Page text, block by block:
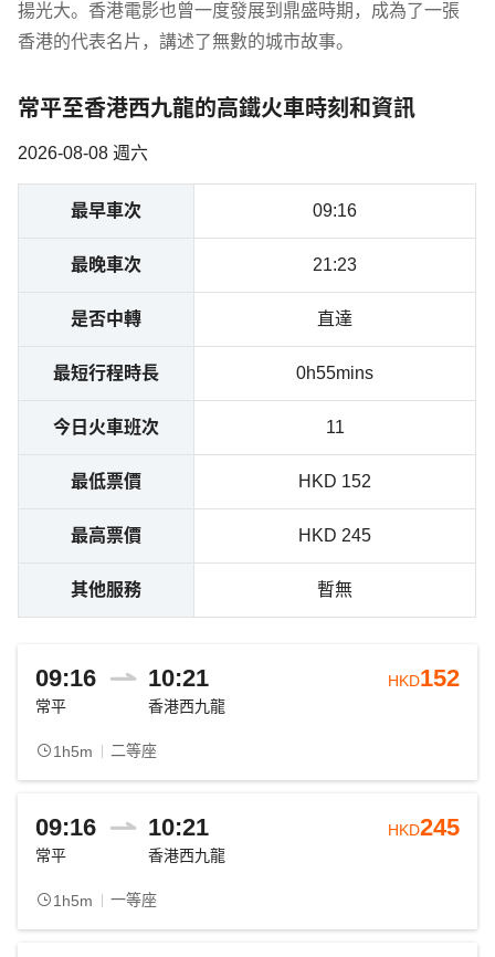
揚光大。香港電影也曾一度發展到鼎盛時期，成為了一張
香港的代表名片，講述了無數的城市故事。
常平至香港西九龍的高鐵火車時刻和資訊
2026-08-08 週六
最早車次 09:16
最晚車次 21:23
是否中轉 直達
最短行程時長 0h55mins
今日火車班次 11
最低票價 HKD 152
最高票價 HKD 245
其他服務 暫無
09:16 10:21
常平 香港西九龍
1h5m 二等座
HKD152
09:16 10:21
常平 香港西九龍
1h5m 一等座
HKD245